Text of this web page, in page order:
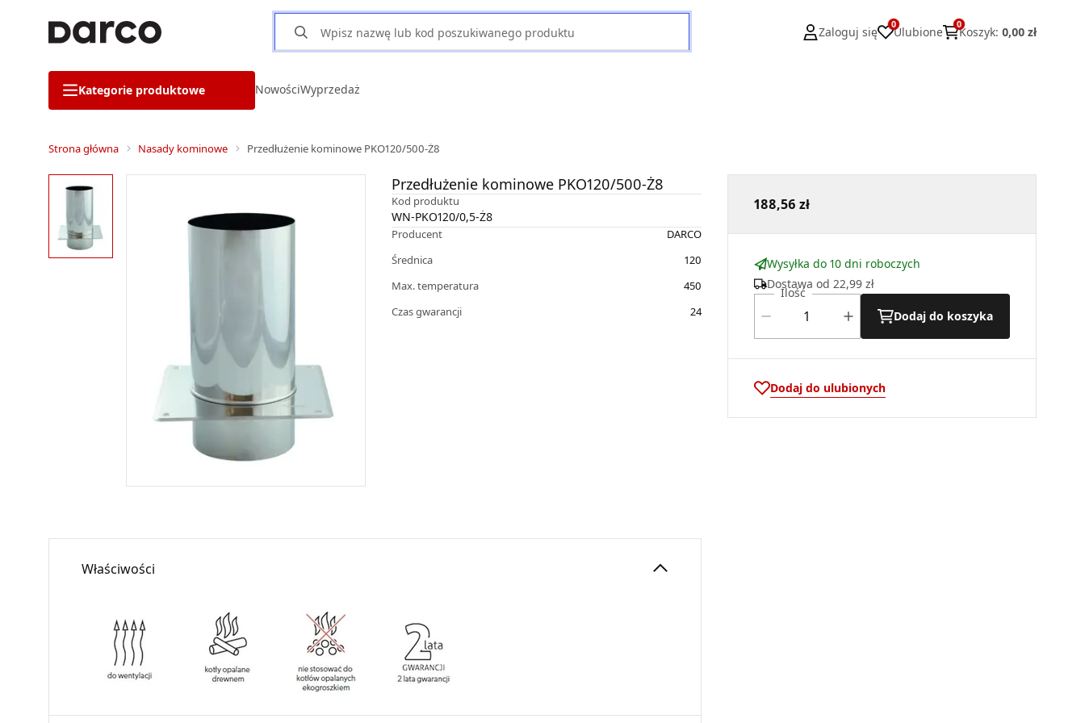
Zaloguj się
0
Ulubione
0
Koszyk: 0,00 zł
Kategorie produktowe NowościWyprzedaż
Strona główna Nasady kominowe Przedłużenie kominowe PKO120/500-Ż8
Przedłużenie kominowe PKO120/500-Ż8
Kod produktu
WN-PKO120/0,5-Ż8
Producent
DARCO
Średnica
120
Max. temperatura
450
Czas gwarancji
24
188,56 zł
Wysyłka do 10 dni roboczych
Dostawa od 22,99 zł
Ilość
Dodaj do koszyka
Dodaj do ulubionych
Właściwości